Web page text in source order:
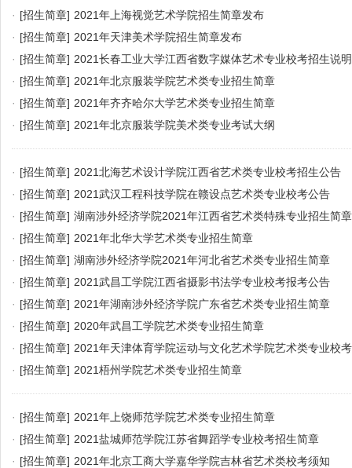
· [招生简章] 2021年上海视觉艺术学院招生简章发布
· [招生简章] 2021年天津美术学院招生简章发布
· [招生简章] 2021长春工业大学江西省数字媒体艺术专业校考招生说明
· [招生简章] 2021年北京服装学院艺术类专业招生简章
· [招生简章] 2021年齐齐哈尔大学艺术类专业招生简章
· [招生简章] 2021年北京服装学院美术类专业考试大纲
· [招生简章] 2021北海艺术设计学院江西省艺术类专业校考招生公告
· [招生简章] 2021武汉工程科技学院在赣设点艺术类专业校考公告
· [招生简章] 湖南涉外经济学院2021年江西省艺术类特殊专业招生简章
· [招生简章] 2021年北华大学艺术类专业招生简章
· [招生简章] 湖南涉外经济学院2021年河北省艺术类专业招生简章
· [招生简章] 2021武昌工学院江西省摄影书法学专业校考报考公告
· [招生简章] 2021年湖南涉外经济学院广东省艺术类专业招生简章
· [招生简章] 2020年武昌工学院艺术类专业招生简章
· [招生简章] 2021年天津体育学院运动与文化艺术学院艺术类专业校
· [招生简章] 2021梧州学院艺术类专业招生简章
· [招生简章] 2021年上饶师范学院艺术类专业招生简章
· [招生简章] 2021盐城师范学院江苏省舞蹈学专业校考招生简章
· [招生简章] 2021年北京工商大学嘉华学院吉林省艺术类校考须知